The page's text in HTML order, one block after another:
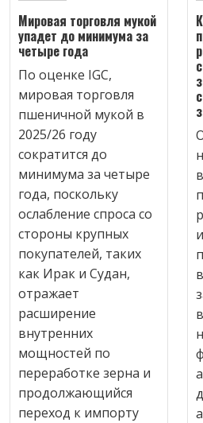
Мировая торговля мукой
упадет до минимума за
четыре года
По оценке IGC,
мировая торговля
пшеничной мукой в
2025/26 году
сократится до
минимума за четыре
года, поскольку
ослабление спроса со
стороны крупных
покупателей, таких
как Ирак и Судан,
отражает
расширение
внутренних
мощностей по
переработке зерна и
продолжающийся
переход к импорту